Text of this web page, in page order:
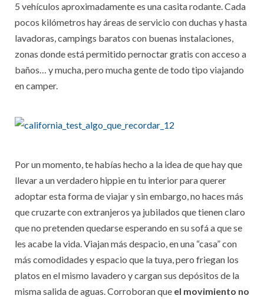
5 vehículos aproximadamente es una casita rodante. Cada
pocos kilómetros hay áreas de servicio con duchas y hasta
lavadoras, campings baratos con buenas instalaciones,
zonas donde está permitido pernoctar gratis con acceso a
baños… y mucha, pero mucha gente de todo tipo viajando
en camper.
Por un momento, te habías hecho a la idea de que hay que
llevar a un verdadero hippie en tu interior para querer
adoptar esta forma de viajar y sin embargo, no haces más
que cruzarte con extranjeros ya jubilados que tienen claro
que no pretenden quedarse esperando en su sofá a que se
les acabe la vida. Viajan más despacio, en una “casa” con
más comodidades y espacio que la tuya, pero friegan los
platos en el mismo lavadero y cargan sus depósitos de la
misma salida de aguas. Corroboran que el movimiento no